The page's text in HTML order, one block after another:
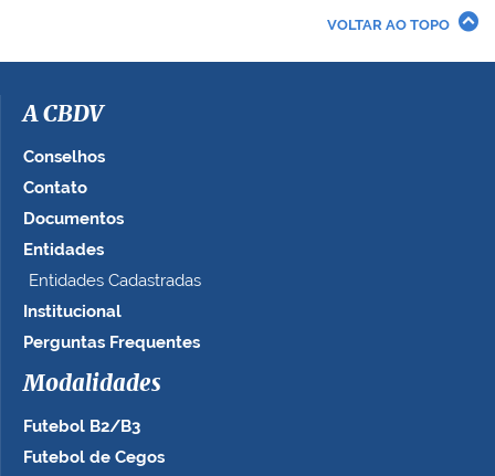
i
a
e
n
o
t
m
a
n
o
o
m
VOLTAR AO TOPO
A CBDV
Conselhos
Contato
Documentos
Entidades
Entidades Cadastradas
Institucional
Perguntas Frequentes
Modalidades
Futebol B2/B3
Futebol de Cegos